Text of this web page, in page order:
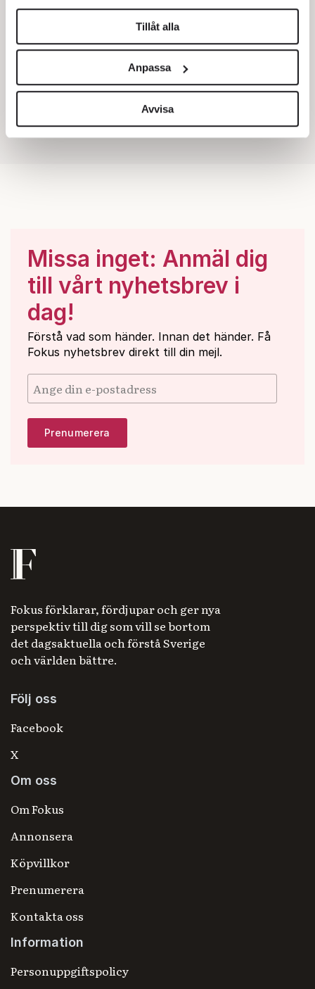
helst från cookie-förklaringen.
Vi använder enhetsidentifierare för att anpassa innehållet
för sociala medier och analysera vår trafik. Vi
vidarebefordrar även sådana identifierare och annan
information från din enhet till de sociala medier och
annons- och analysföretag som vi samarbetar med.
Dessa kan i sin tur kombinera informationen med annan
Tillåt alla
Anpassa
Avvisa
Missa inget: Anmäl dig
till vårt nyhetsbrev i
dag!
Förstå vad som händer. Innan det händer. Få
Fokus nyhetsbrev direkt till din mejl.
Fokus förklarar, fördjupar och ger nya
perspektiv till dig som vill se bortom
det dagsaktuella och förstå Sverige
och världen bättre.
Följ oss
Facebook
X
Om oss
Om Fokus
Annonsera
Köpvillkor
Prenumerera
Kontakta oss
Information
Personuppgiftspolicy